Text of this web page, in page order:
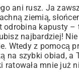
ani rusz. Ja
ziemią,
odrobina kapusty
najbardziej!
Wtedy z pomocą
na szybki obiad, a
ratowała mnie już